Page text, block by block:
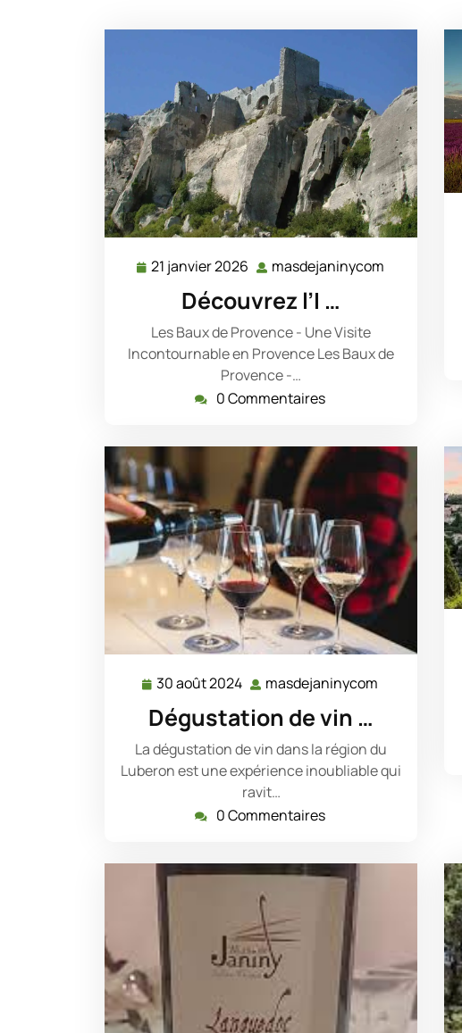
21 janvier 2026 21
2026
masdejaninycom
Découvrez l’I …
Les Baux de Provence - Une Visite
Incontournable en Provence Les Baux de
Provence -…
0 Commentaires
30 août 2024 30
août
2024
masdejaninycom
Dégustation de vin …
La dégustation de vin dans la région du
Luberon est une expérience inoubliable qui
ravit…
0 Commentaires